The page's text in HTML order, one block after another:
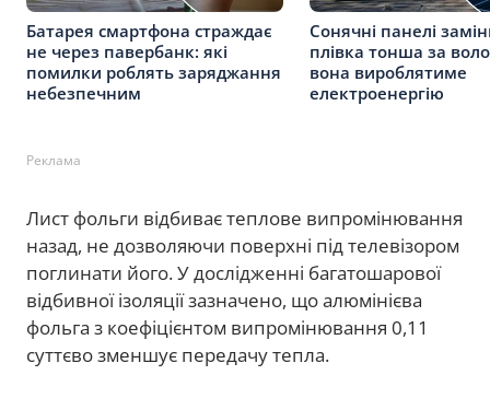
Батарея смартфона страждає
не через павербанк: які
помилки роблять заряджання
небезпечним
Сонячні панелі
плівка тонша за
вона вироблятиме
електроенергію
Реклама
Лист фольги відбиває теплове випромінювання
назад, не дозволяючи поверхні під телевізором
поглинати його. У дослідженні багатошарової
відбивної ізоляції зазначено, що алюмінієва
фольга з коефіцієнтом випромінювання 0,11
суттєво зменшує передачу тепла.